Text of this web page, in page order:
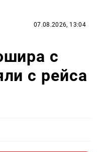
07.08.2026, 13:04
с
с рейса